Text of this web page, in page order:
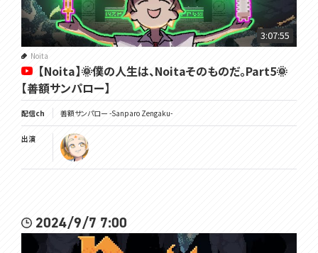
3:07:55
Noita
【Noita】🌞僕の人生は、Noitaそのものだ。Part5🌞
【善額サンパロー】
配信ch 善額サンパロー -Sanparo Zengaku-
出演
2024/9/7 7:00